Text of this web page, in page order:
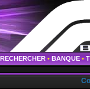
RECHERCHER • BANQUE •